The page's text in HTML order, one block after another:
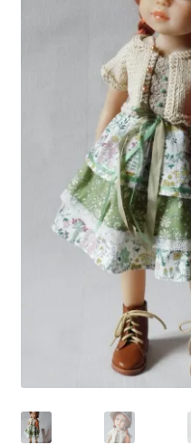
Politique de confidentialité
Politique de cookies (UE)
Validation de la commande